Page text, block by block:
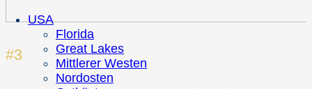
USA
Florida
Great Lakes
Mittlerer Westen
Nordosten
#3